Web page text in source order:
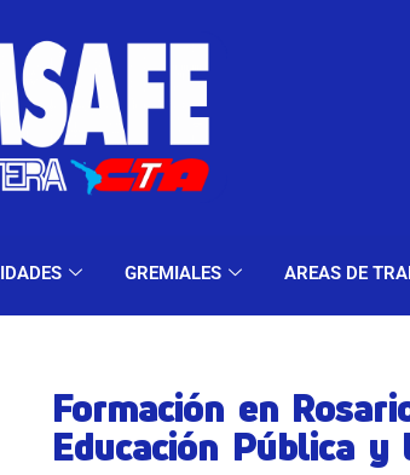
GREMIALES AREAS DE
NIVELES Y MODALIDADES
Formación en
Educación Pública